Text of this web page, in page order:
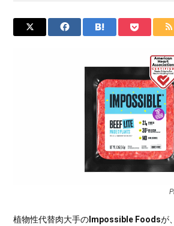
植物性代替肉大手の Impossible Foodsが